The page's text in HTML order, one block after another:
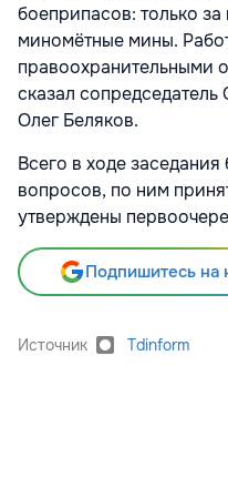
боеприпасов: только
миномётные мины.
правоохранительными
сказал
Олег Беляков.
Всего в ходе
вопросов, по ним
утверждены
Подпишитесь на
Источник Tdinform